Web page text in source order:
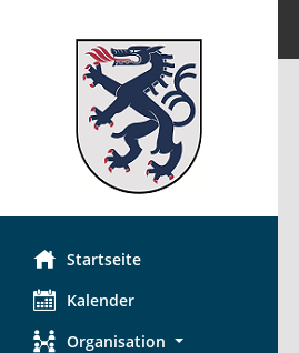
Startseite
Kalender
Organisation